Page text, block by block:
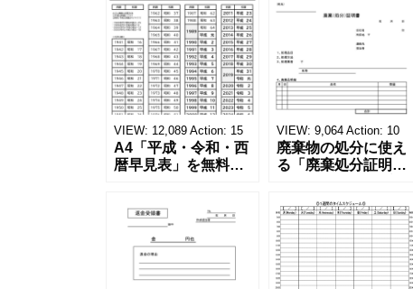
良
い
教
授
よ
う
VIEW: 12,089 Action: 15
A4「平成・令和・西
暦早見表」を無料ダ
計算が一目でわか
る！印刷可能な一覧
表！印刷可能な平
成・令和・西暦早見
表を無料ダウンロー
VIEW: 9,064 Action: 10
廃棄物の処分に使え
る「廃棄処分証明
ート！家電メーカー
の代理店、回収業者
へおすすめ！
(Excel・Word・
PDF)正しく廃棄され
たことを証明する書